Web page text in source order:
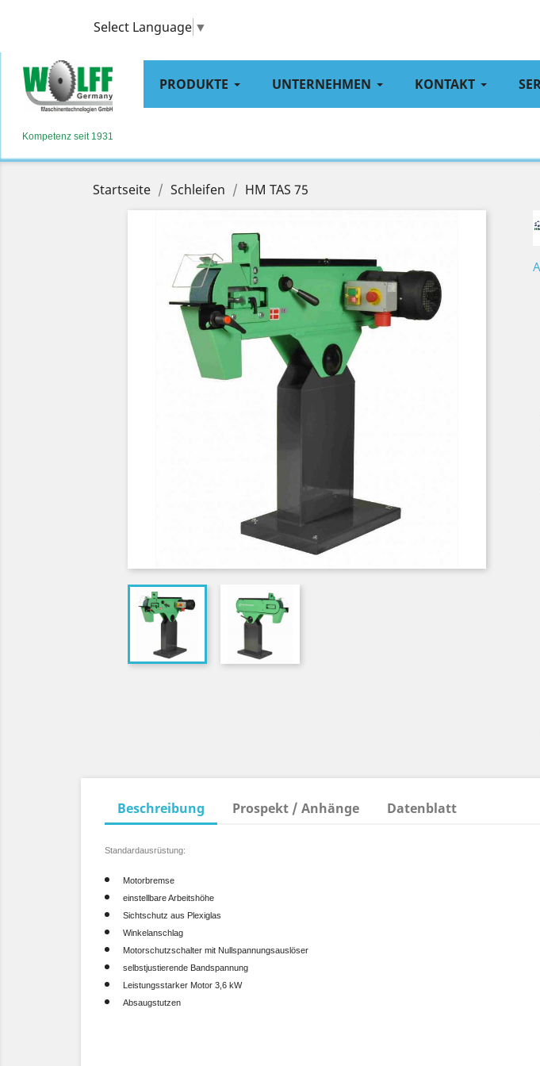
Select Language ▼
Kompetenz seit 1931
PRODUKTE UNTERNEHMEN KONTAKT
Startseite Schleifen HM TAS 75
Beschreibung Prospekt / Anhänge Datenblatt
Standardausrüstung:
Motorbremse
einstellbare Arbeitshöhe
Sichtschutz aus Plexiglas
Winkelanschlag
Motorschutzschalter mit Nullspannungsauslöser
selbstjustierende Bandspannung
Leistungsstarker Motor 3,6 kW
Absaugstutzen